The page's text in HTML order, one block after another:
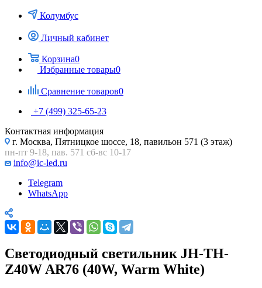
Колумбус
Личный кабинет
Корзина0
Избранные товары0
Сравнение товаров0
+7 (499) 325-65-23
Контактная информация
г. Москва, Пятницкое шоссе, 18, павильон 571 (3 этаж)
пн-пт 9-18, пав. 571 сб-вс 10-17
info@ic-led.ru
Telegram
WhatsApp
Светодиодный светильник JH-TH-
Z40W AR76 (40W, Warm White)